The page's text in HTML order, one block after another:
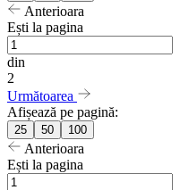
Anterioara
Ești la pagina
din
2
Următoarea
Afișează pe pagină:
25 50 100
Anterioara
Ești la pagina